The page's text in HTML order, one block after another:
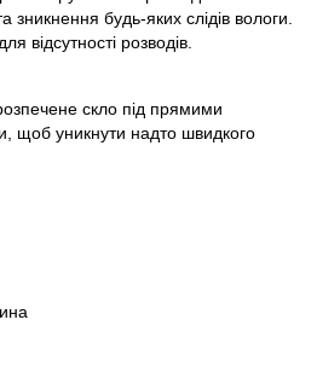
зникнення будь-яких слідів вологи.
відсутності розводів.
скло під прямими
щоб уникнути надто швидкого